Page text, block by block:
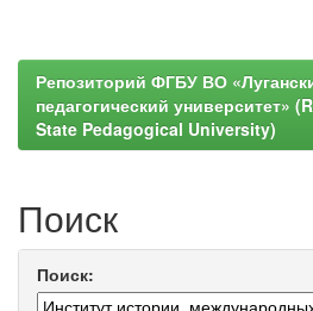
Репозиторий ФГБУ ВО
педагогический университет»
State Pedagogical University)
Поиск
Поиск: